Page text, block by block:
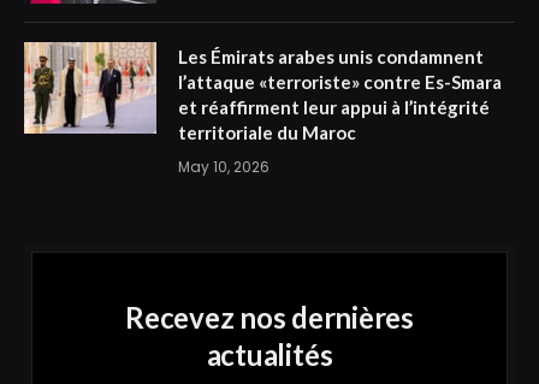
Les Émirats arabes unis condamnent
l’attaque «terroriste» contre Es-Smara
et réaffirment leur appui à l’intégrité
territoriale du Maroc
May 10, 2026
Recevez nos dernières
actualités